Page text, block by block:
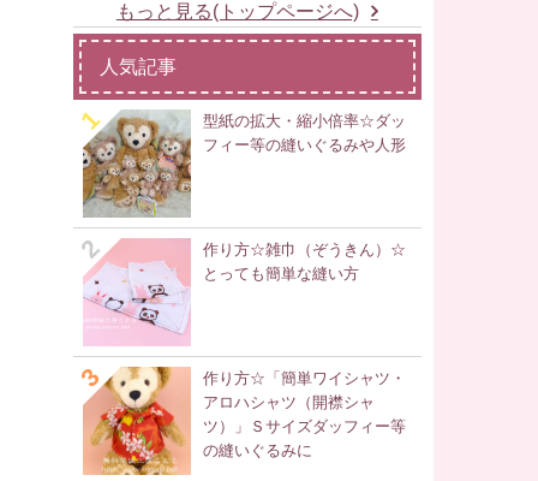
もっと見る(トップページへ)
人気記事
型紙の拡大・縮小倍率☆ダッ
フィー等の縫いぐるみや人形
作り方☆雑巾（ぞうきん）☆
とっても簡単な縫い方
作り方☆「簡単ワイシャツ・
アロハシャツ（開襟シャ
ツ）」Ｓサイズダッフィー等
の縫いぐるみに